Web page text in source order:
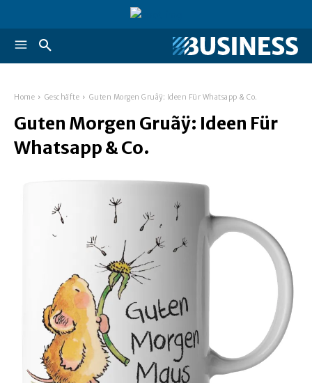
Home Geschäfte Guten Morgen Gruãÿ: Ideen Für Whatsapp & Co.
Guten Morgen Gruãÿ: Ideen Für
Whatsapp & Co.